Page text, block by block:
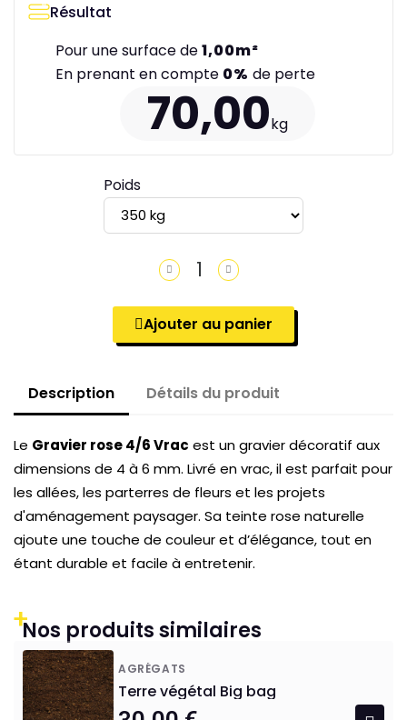
Résultat
Pour une surface de1,00m²
En prenant en compte 0% de perte
70,00kg
Poids
Ajouter au panier
Description Détails du produit
Le Gravier rose 4/6 Vrac est un gravier décoratif aux
dimensions de 4 à 6 mm. Livré en vrac, il est parfait pour
les allées, les parterres de fleurs et les projets
d'aménagement paysager. Sa teinte rose naturelle
ajoute une touche de couleur et d’élégance, tout en
étant durable et facile à entretenir.
+Nos produits similaires
AGRÉGATS
Terre végétal Big bag